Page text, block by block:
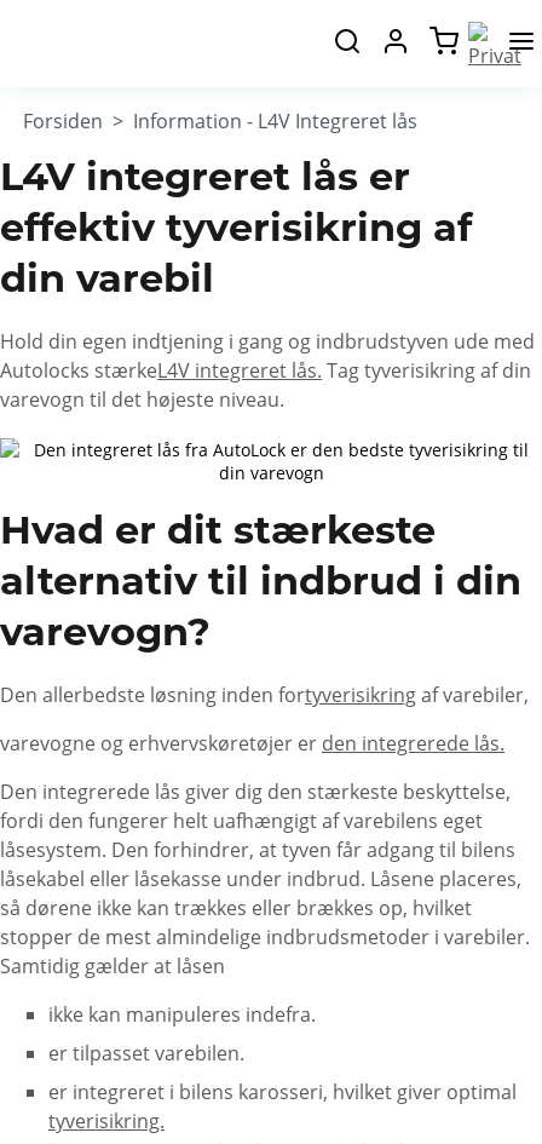
Forsiden Information - L4V Integreret lås
L4V integreret lås er
effektiv tyverisikring af
din varebil
Hold din egen indtjening i gang og indbrudstyven ude med
Autolocks stærkeL4V integreret lås. Tag tyverisikring af din
varevogn til det højeste niveau.
Hvad er dit stærkeste
alternativ til indbrud i din
varevogn?
Den allerbedste løsning inden fortyverisikringaf varebiler,
varevogne og erhvervskøretøjer er den integrerede lås.
Den integrerede lås giver dig den stærkeste beskyttelse,
fordi den fungerer helt uafhængigt af varebilens eget
låsesystem. Den forhindrer, at tyven får adgang til bilens
låsekabel eller låsekasse under indbrud. Låsene placeres,
så dørene ikke kan trækkes eller brækkes op, hvilket
stopper de mest almindelige indbrudsmetoder i varebiler.
Samtidig gælder at låsen
ikke kan manipuleres indefra.
er tilpasset varebilen.
er integreret i bilens karosseri, hvilket giver optimal
tyverisikring.